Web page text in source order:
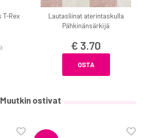
T-Rex
Lautasliinat aterintaskulla
Pähkinänsärkijä
€ 3.70
OSTA
Muutkin ostivat